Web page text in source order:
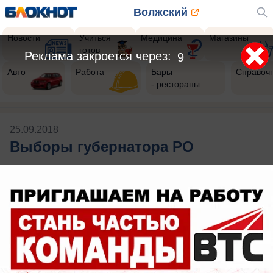
Волжский
Новости
Учиться
готов
Медицина Магазины
Авто Работа
Бары
- рестораны
25.09.2018
Выборы губернатора РО
Подпишисьна нас в телеграм
Публикации на тему: Выборы
9
Реклама закроется через: